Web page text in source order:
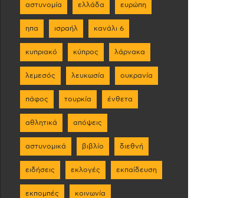
αστυνομία ελλάδα ευρώπη
ηπα ισραήλ κανάλι 6
κυπριακό κύπρος λάρνακα
λεμεσός λευκωσία ουκρανία
πάφος τουρκία ένθετα
αθλητικά απόψεις
αστυνομικά βιβλίο διεθνή
ειδήσεις εκλογές εκπαίδευση
εκπομπές κοινωνία